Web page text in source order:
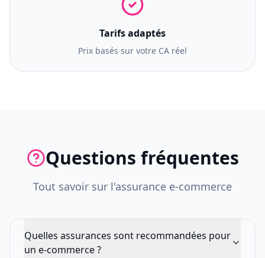
Tarifs adaptés
Prix basés sur votre CA réel
Questions fréquentes
Tout savoir sur l'assurance e-commerce
Quelles assurances sont recommandées pour
un e-commerce ?